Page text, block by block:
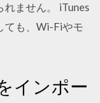
ません。 iTunes
ても、Wi-Fiやモ
インポー